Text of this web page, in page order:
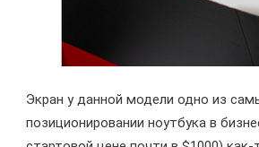
Экран у данной модели одно из
позиционировании ноутбука в